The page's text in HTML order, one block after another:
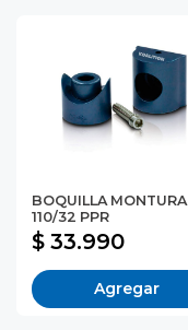
BOQUILLA MONTURA
110/32 PPR
$ 33.990
Agregar